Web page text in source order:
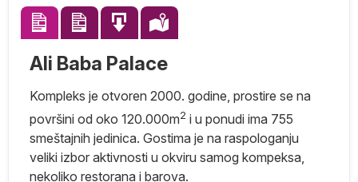
Ali Baba Palace
Kompleks je otvoren 2000. godine, prostire se na
površini od oko 120.000m2 i u ponudi ima 755
smeštajnih jedinica. Gostima je na raspologanju
veliki izbor aktivnosti u okviru samog kompeksa,
nekoliko restorana i barova.